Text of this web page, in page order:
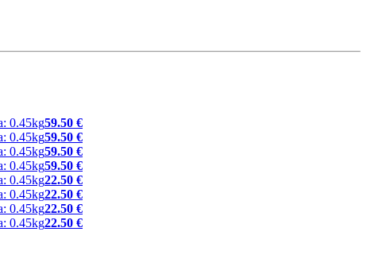
59.50 €
59.50 €
59.50 €
59.50 €
22.50 €
22.50 €
22.50 €
22.50 €